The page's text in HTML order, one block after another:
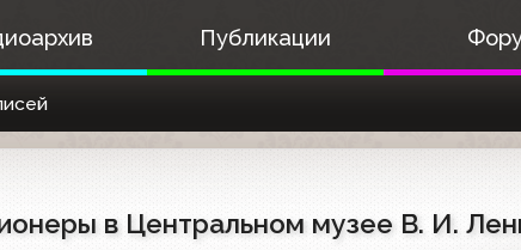
Публикации
в Центральном музее В. И.